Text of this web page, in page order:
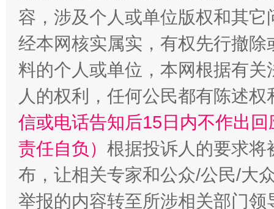
容，涉及个人或单位版权和其它
经本网核实属实，有权先行撤
料的个人或单位，本网根据有
人的权利，任何公民都有陈述
信或电话告知后15日内不作出
责任自负） 根据投诉人的要求将
布，让相关专家和公众/公民/大
举报的内容转至所涉相关部门